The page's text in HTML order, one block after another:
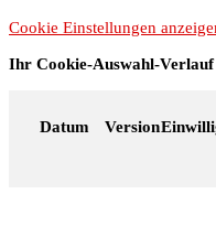
Cookie Einstellungen
Ihr Cookie-Auswahl-Verlauf
Datum Version